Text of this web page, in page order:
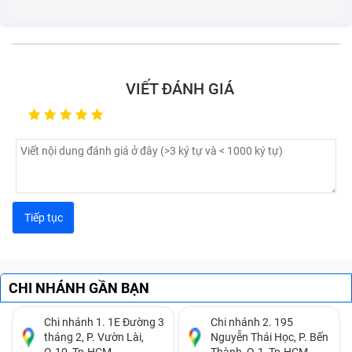
Nếu thấy máy tính có các dấu hiệu trên, bạn cần thay
VIẾT ĐÁNH GIÁ
CHI NHÁNH GẦN BẠN
Chi nhánh 1. 1E Đường 3
tháng 2, P. Vườn Lài,
Chi nhánh 2. 195
Nguyễn Thái Học, P. Bến